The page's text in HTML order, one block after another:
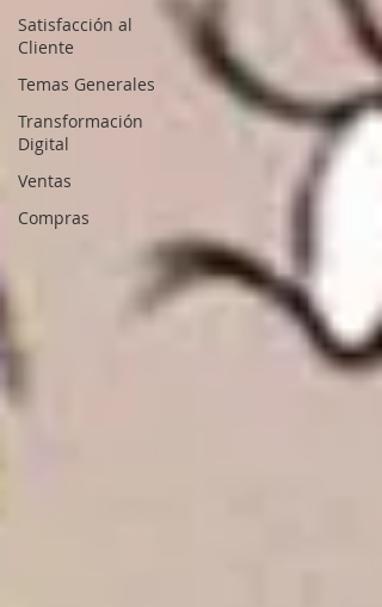
Satisfacción al
Cliente
Temas Generales
Transformación
Digital
Ventas
Compras